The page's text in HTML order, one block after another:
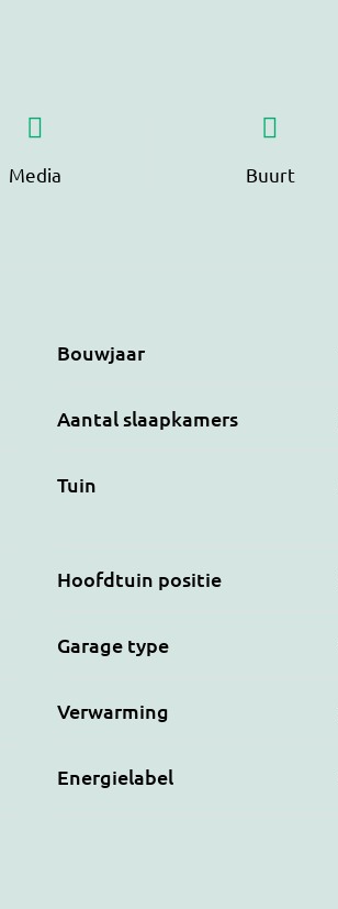
Media Buurt
Bouwjaar
Aantal slaapkamers
Tuin
Hoofdtuin positie
Garage type
Verwarming
Energielabel